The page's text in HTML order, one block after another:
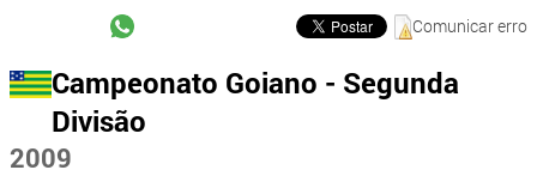
Comunicar erro
Campeonato Goiano - Segunda
Divisão
2009